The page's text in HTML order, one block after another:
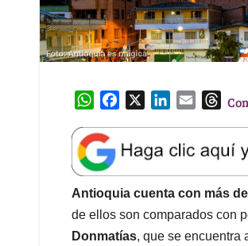
W
a
t
s
A
p
p
e
b
o
o
k
k
e
d
I
n
l
T
e
a
d
s
Antioquia cuenta con más
de ellos son comparados con
Donmatías, que se encuentra